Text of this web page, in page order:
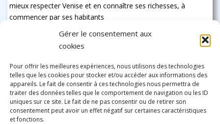
Gérer le consentement aux
cookies
Pour offrir les meilleures expériences, nous utilisons des technologies
telles que les cookies pour stocker et/ou accéder aux informations des
appareils. Le fait de consentir à ces technologies nous permettra de
traiter des données telles que le comportement de navigation ou les ID
uniques sur ce site. Le fait de ne pas consentir ou de retirer son
consentement peut avoir un effet négatif sur certaines caractéristiques
et fonctions.
mieux respecter Venise et en connaître ses richesses, à
commencer par ses habitants